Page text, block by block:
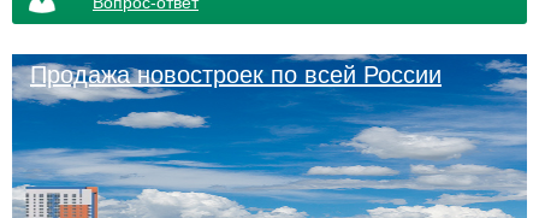
Продажа новостроек по всей России